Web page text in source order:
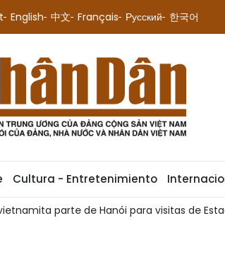
English 中文 Français Русский 한국어
Cultura - Entretenimiento
parte de Hanói para visitas de